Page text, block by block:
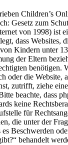
Children’s
Gesetz zum
von 1998) ist
dass Websites,
Kindern unter
der Eltern
benötigen.
oder die Website,
zutrifft, ziehe
beachte, dass
keine
für
die unter der
Beschwerden
behandelt